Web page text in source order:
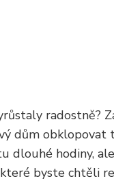
radostně?
dům obklopovat
dlouhé hodiny,
byste chtěli